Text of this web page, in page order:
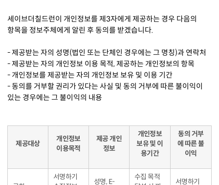
세이브더칠드런이 개인정보를 제3자에게 제공하는 경우 다음의
항목을 정보주체에게 알린 후 동의를 받겠습니다.
- 제공받는 자의 성명(법인 또는 단체인 경우에는 그 명칭)과 연락처
- 제공받는 자의 개인정보 이용 목적, 제공하는 개인정보의 항목
- 개인정보를 제공받는 자의 개인정보 보유 및 이용 기간
- 동의를 거부할 권리가 있다는 사실 및 동의 거부에 따른 불이익이
있는 경우에는 그 불이익의 내용
제공대상
개인정보
이용목적
제공 개인
정보
개인정보
보유 및 이
용기간
동의 거부
에 따른 불
이익
서명하기
성명, E-
수집 목적
서명하기